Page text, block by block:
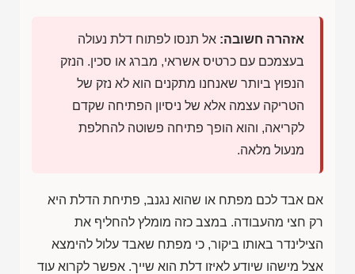
אזהרה חשובה: אל תנסו לפתוח דלת נעולה
בעצמכם עם כרטיס אשראי, מברג או סכין. הנזק
הנפוץ ביותר שאנחנו מתקנים הוא לא נזק של
הטריקה עצמה אלא של ניסיון הפתיחה שקדם
לקריאה, והוא הופך פתיחה פשוטה להחלפת
מנעול מלאה.
אם אבד לכם מפתח או שהוא נגנב, פתיחת הדלת היא
רק חצי מהעבודה. במצב כזה מומלץ להחליף את
הצילינדר באותו ביקור, כי מפתח שאבד עלול להימצא
אצל מישהו שיודע לאיזו דלת הוא שייך. אפשר לקרוא עוד